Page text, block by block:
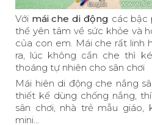
Với mái che di động các bậc
thể yên tâm về sức khỏe và
của con em. Mái che rất linh
ra, lúc không cần che thì
thoáng tự nhiên cho sân chơi
Mái hiên di động che nắng
thiết kế dùng chống nắng,
sân chơi, nhà trẻ mẫu giáo,
mini…